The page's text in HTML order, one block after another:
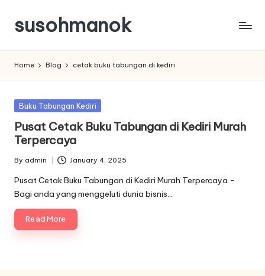
Skip
content
susohmanok
Home Blog cetak buku tabungan di kediri
Posted
Buku Tabungan Kediri
Pusat Cetak Buku Tabungan di Kediri Murah
Terpercaya
Posted
by
By admin January 4, 2025
Pusat Cetak Buku Tabungan di Kediri Murah Terpercaya -
Bagi anda yang menggeluti dunia bisnis…
Read More